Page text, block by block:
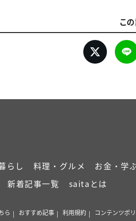
こ
らし 料理・グルメ お金・学
新着記事一覧 saitaとは
ら おすすめ記事 利用規約 コンテンツポ